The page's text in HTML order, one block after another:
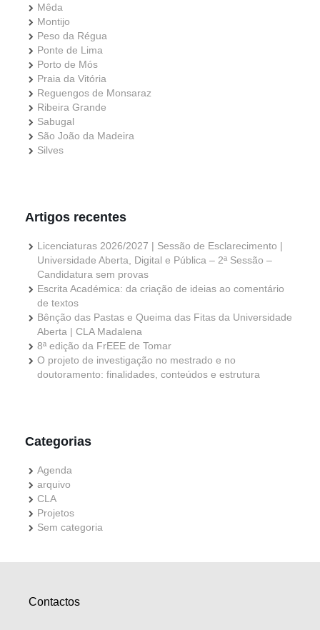
Mêda
Montijo
Peso da Régua
Ponte de Lima
Porto de Mós
Praia da Vitória
Reguengos de Monsaraz
Ribeira Grande
Sabugal
São João da Madeira
Silves
Artigos recentes
Licenciaturas 2026/2027 | Sessão de Esclarecimento |
Universidade Aberta, Digital e Pública – 2ª Sessão –
Candidatura sem provas
Escrita Académica: da criação de ideias ao comentário
de textos
Bênção das Pastas e Queima das Fitas da Universidade
Aberta | CLA Madalena
8ª edição da FrEEE de Tomar
O projeto de investigação no mestrado e no
doutoramento: finalidades, conteúdos e estrutura
Categorias
Agenda
arquivo
CLA
Projetos
Sem categoria
Contactos